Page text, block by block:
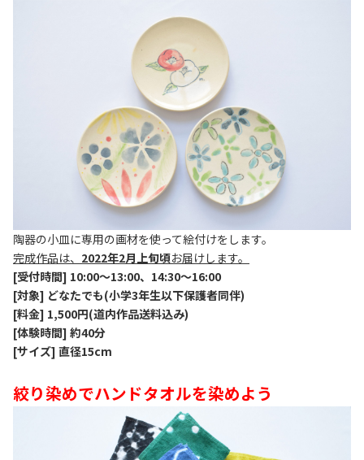
陶器の小皿に専用の画材を使って絵付けをします。
完成作品は、 2022年2月上旬頃お届けします。
[受付時間] 10:00～13:00、14:30～16:00
[対象] どなたでも(小学3年生以下保護者同伴)
[料金] 1,500円(道内作品送料込み)
[体験時間] 約40分
[サイズ] 直径15cm
絞り染めでハンドタオルを染めよう